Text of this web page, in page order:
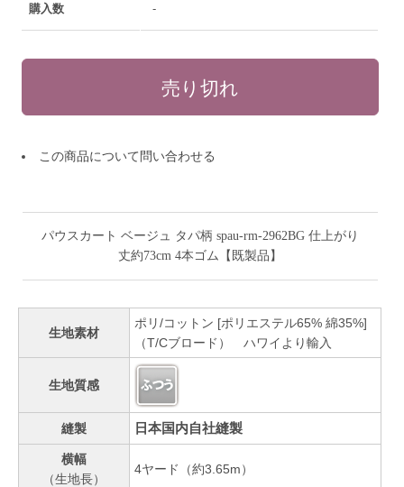
購入数 -
この商品について問い合わせる
パウスカート ベージュ タパ柄 spau-rm-2962BG 仕上がり
丈約73cm 4本ゴム【既製品】
生地素材
ポリ/コットン [ポリエステル65% 綿35%]
（T/Cブロード） ハワイより輸入
生地質感
縫製 日本国内自社縫製
横幅
（生地長）
4ヤード（約3.65m）